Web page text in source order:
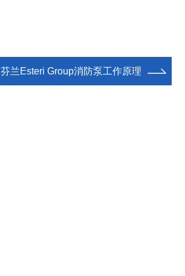
芬兰Esteri Group消防泵工作原理